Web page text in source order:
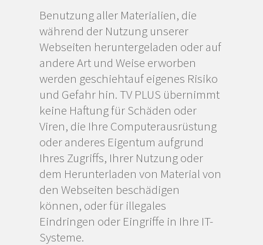
Benutzung aller Materialien, die
während der Nutzung unserer
Webseiten heruntergeladen oder auf
andere Art und Weise erworben
werden geschiehtauf eigenes Risiko
und Gefahr hin. TV PLUS übernimmt
keine Haftung für Schäden oder
Viren, die Ihre Computerausrüstung
oder anderes Eigentum aufgrund
Ihres Zugriffs, Ihrer Nutzung oder
dem Herunterladen von Material von
den Webseiten beschädigen
können, oder für illegales
Eindringen oder Eingriffe in Ihre IT-
Systeme.